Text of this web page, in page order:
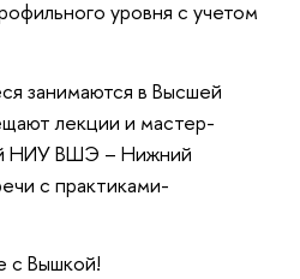
уровня с учетом
занимаются в Высшей
лекции и мастер-
НИУ ВШЭ – Нижний
с практиками-
с Вышкой!